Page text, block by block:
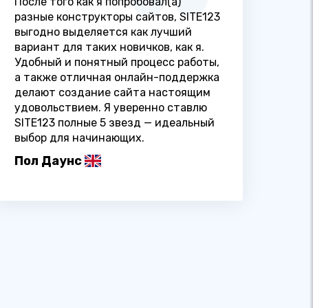
разные конструкторы сайтов, SITE123
выгодно выделяется как лучший
вариант для таких новичков, как я.
Удобный и понятный процесс работы,
а также отличная онлайн-поддержка
делают создание сайта настоящим
удовольствием. Я уверенно ставлю
SITE123 полные 5 звезд — идеальный
выбор для начинающих.
Пол Даунс